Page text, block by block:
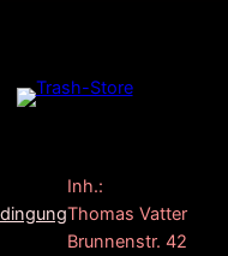
Inh.:
Thomas Vatter
Brunnenstr. 42